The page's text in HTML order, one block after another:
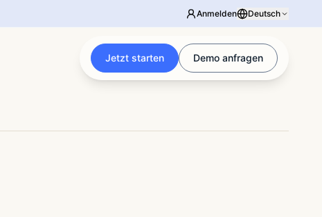
Anmelden Deutsch
Jetzt starten Demo anfragen